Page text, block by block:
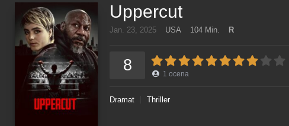
Uppercut
Jan. 23, 2025 USA 104 Min. R
8 1 ocena
Dramat Thriller